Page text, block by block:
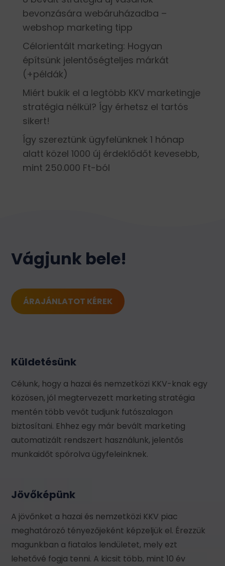
bevonzására webáruházadba –
webshop marketing tipp
Célorientált marketing: Hogyan
építsünk jelentőségteljes márkát
(+példák)
Miért bukik el a legtöbb KKV marketingje
stratégia nélkül? Így érhetsz el tartós
sikert!
Így szereztünk ügyfelünknek 1 hónap
alatt közel 1000 új érdeklődőt kevesebb,
mint 250.000 Ft-ból
Vágjunk bele!
ÁRAJÁNLATOT KÉREK
Küldetésünk
Célunk, hogy a hazai és nemzetközi KKV-knak egy
közösen, jól megtervezett marketing stratégia
mentén több vevőt tudjunk futószalagon
biztosítani. Ehhez egy már bevált marketing
automatizált rendszert használunk, jelentős
munkaidőt spórolva ügyfeleinknek.
Jövőképünk
A jövőnket a hazai és nemzetközi KKV piac
meghatározó tényezőjeként képzeljük el. Érezzük
magunkban a fiatalos lendületet, mely ezt
lehetővé fogja tenni. A kicsit több, mint 10 év